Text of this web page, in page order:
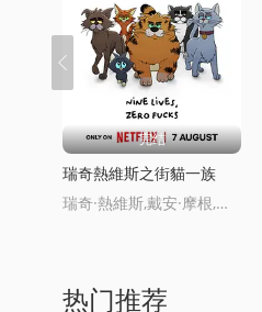
完结
瑞奇熱維斯之街貓一族
瑞奇·熱維斯,戴安·摩根,湯姆·巴斯登,大衛·厄爾,喬·哈特利,安德魯·佈魯尅,凱麗·戈德利曼,娜塔莉·卡西迪,托尼·威
热门推荐